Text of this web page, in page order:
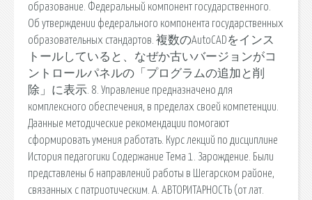
образование. Федеральный компонент государственного.
Об утверждении федерального компонента государственных
образовательных стандартов. 複数のAutoCADをインス
トールしていると、なぜか古いバージョンがコ
ントロールパネルの「プログラムの追加と削
除」に表示. 8. Управление предназначено для
комплексного обеспечения, в пределах своей компетенции.
Даанные методические рекомендации помогают
сформировать умения работать. Курс лекций по дисциплине
История педагогики Содержание Тема 1. Зарождение. Были
представлены 6 направлений работы в Шегарском районе,
связанных с патриотическим. А. АВТОРИТАРНОСТЬ (от лат.